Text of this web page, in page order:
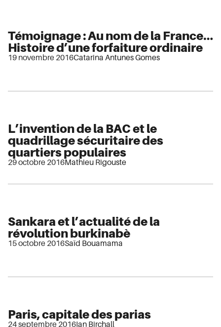
Témoignage : Au nom de la France…
Histoire d’une forfaiture ordinaire
19 novembre 2016Catarina Antunes Gomes
L’invention de la BAC et le
quadrillage sécuritaire des
quartiers populaires
29 octobre 2016Mathieu Rigouste
Sankara et l’actualité de la
révolution burkinabè
15 octobre 2016Saïd Bouamama
Paris, capitale des parias
24 septembre 2016 Ian Birchall